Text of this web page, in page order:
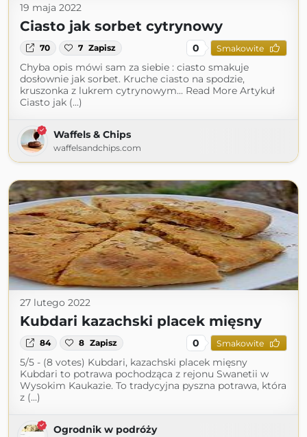
19 maja 2022
Ciasto jak sorbet cytrynowy
70 7 Zapisz 0 Smakowite
Chyba opis mówi sam za siebie : ciasto smakuje
dosłownie jak sorbet. Kruche ciasto na spodzie,
kruszonka z lukrem cytrynowym... Read More Artykuł
Ciasto jak (...)
Waffels & Chips
waffelsandchips.com
27 lutego 2022
Kubdari kazachski placek mięsny
84 8 Zapisz 0 Smakowite
5/5 - (8 votes) Kubdari, kazachski placek mięsny
Kubdari to potrawa pochodząca z rejonu Swanetii w
Wysokim Kaukazie. To tradycyjna pyszna potrawa, która
z (...)
Ogrodnik w podróży